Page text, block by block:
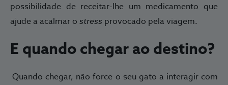
possibilidade de receitar-lhe um medicamento que
ajude a acalmar o stress provocado pela viagem.
E quando chegar ao destino?
Quando chegar, não force o seu gato a interagir com